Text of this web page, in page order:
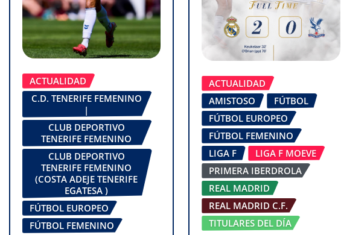
ACTUALIDAD
C.D. TENERIFE FEMENINO
|
CLUB DEPORTIVO
TENERIFE FEMENINO
CLUB DEPORTIVO
TENERIFE FEMENINO
(COSTA ADEJE TENERIFE
EGATESA )
FÚTBOL EUROPEO
FÚTBOL FEMENINO
ACTUALIDAD
AMISTOSO
FÚTBOL
FÚTBOL EUROPEO
FÚTBOL FEMENINO
LIGA F
LIGA F MOEVE
PRIMERA IBERDROLA
REAL MADRID
REAL MADRID C.F.
TITULARES DEL DÍA